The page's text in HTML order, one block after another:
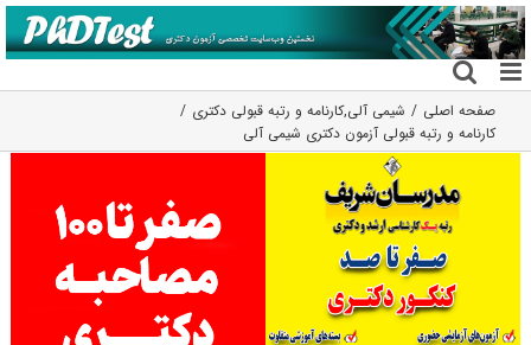
رفتن
به
محتوا
صفحه اصلی شیمی آلی,کارنامه و رتبه قبولی دکتری
کارنامه و رتبه قبولی آزمون دکتری شیمی آلی